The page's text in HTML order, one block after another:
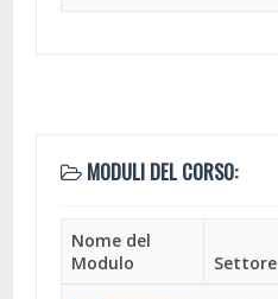
MODULI DEL CORSO:
Nome del
Modulo
Settore